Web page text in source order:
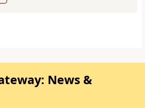
News &